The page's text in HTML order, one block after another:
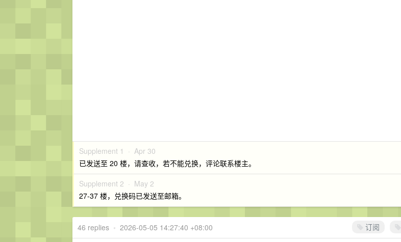
Supplement 1 · Apr 30
已发送至 20 楼，请查收，若不能兑换，评论联系楼主。
Supplement 2 · May 2
27-37 楼，兑换码已发送至邮箱。
订阅
46 replies • 2026-05-05 14:27:40 +08:00